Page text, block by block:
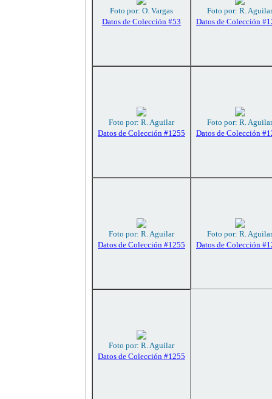
Foto por: O. Vargas
Datos de Colección #53
Foto por: R. Aguilar
Datos de Colección
Foto por: R. Aguilar
Datos de Colección #1255
Foto por: R. Aguilar
Datos de Colección
Foto por: R. Aguilar
Datos de Colección #1255
Foto por: R. Aguilar
Datos de Colección
Foto por: R. Aguilar
Datos de Colección #1255